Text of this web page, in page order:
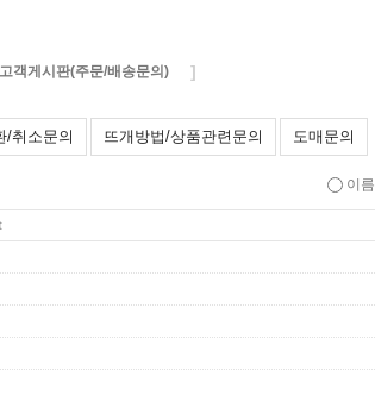
고객게시판(주문/배송문의) ]
/취소문의 뜨개방법/상품관련문의 도매문의
이름